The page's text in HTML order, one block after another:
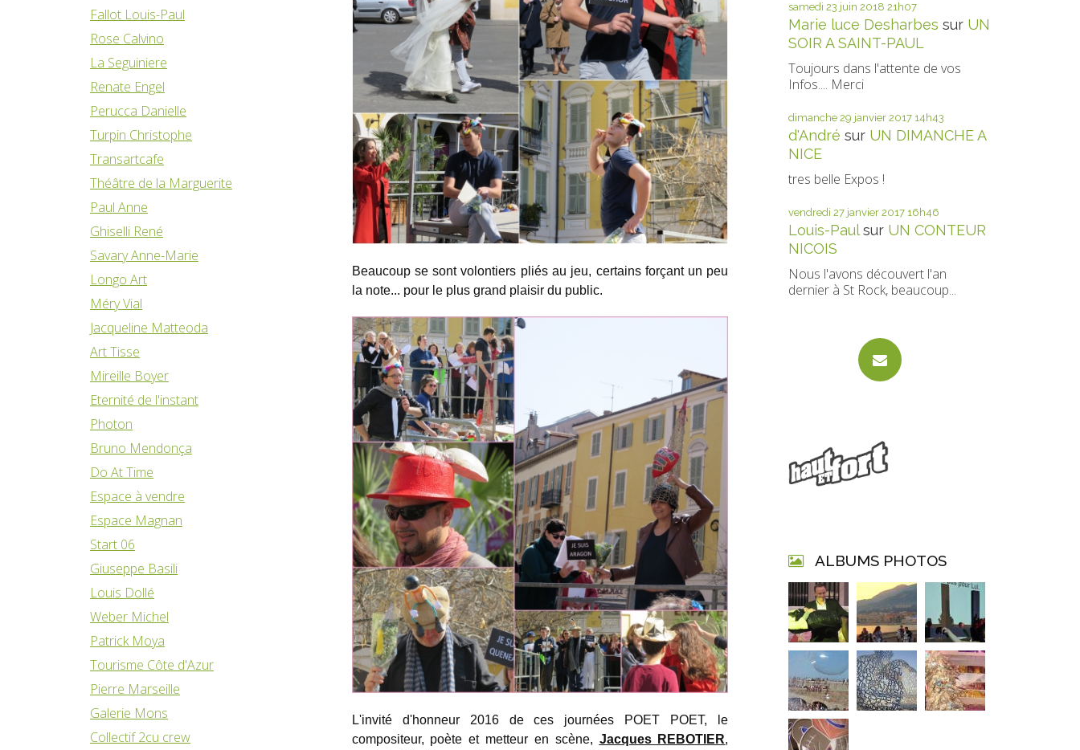
Fallot Louis-Paul
Rose Calvino
La Seguiniere
Renate Engel
Perucca Danielle
Turpin Christophe
Transartcafe
Théâtre de la Marguerite
Paul Anne
Ghiselli René
Savary Anne-Marie
Longo Art
Méry Vial
Jacqueline Matteoda
Art Tisse
Mireille Boyer
Eternité de l'instant
Photon
Bruno Mendonça
Do At Time
Espace à vendre
Espace Magnan
Start 06
Giuseppe Basili
Louis Dollé
Weber Michel
Patrick Moya
Tourisme Côte d'Azur
Pierre Marseille
Galerie Mons
Collectif 2cu crew
Beaucoup se sont volontiers pliés au jeu, certains forçant un peu
la note... pour le plus grand plaisir du public.
L'invité d'honneur 2016 de ces journées POET POET, le
compositeur, poète et metteur en scène, Jacques REBOTIER,
samedi 23 juin 2018 21h07
Marie luce Desharbes sur UN
SOIR A SAINT-PAUL
Toujours dans l'attente de vos
Infos.... Merci
dimanche 29 janvier 2017 14h43
d'André sur UN DIMANCHE A
NICE
tres belle Expos !
vendredi 27 janvier 2017 16h46
Louis-Paulsur UN CONTEUR
NICOIS
Nous l'avons découvert l'an
dernier à St Rock, beaucoup...
ALBUMS PHOTOS